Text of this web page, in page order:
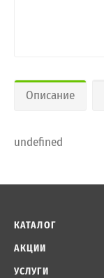
Описание
undefined
КАТАЛОГ
АКЦИИ
УСЛУГИ